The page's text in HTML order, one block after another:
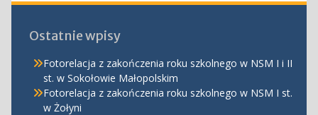
Ostatnie wpisy
Fotorelacja z zakończenia roku szkolnego w NSM I i II
st. w Sokołowie Małopolskim
Fotorelacja z zakończenia roku szkolnego w NSM I st.
w Żołyni